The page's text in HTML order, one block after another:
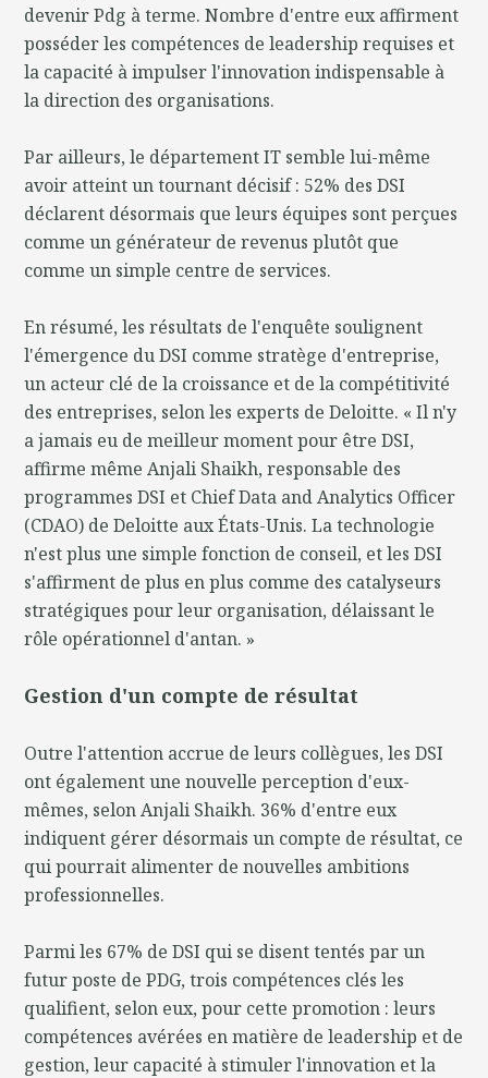
devenir Pdg à terme. Nombre d'entre eux affirment
posséder les compétences de leadership requises et
la capacité à impulser l'innovation indispensable à
la direction des organisations.
Par ailleurs, le département IT semble lui-même
avoir atteint un tournant décisif : 52% des DSI
déclarent désormais que leurs équipes sont perçues
comme un générateur de revenus plutôt que
comme un simple centre de services.
En résumé, les résultats de l'enquête soulignent
l'émergence du DSI comme stratège d'entreprise,
un acteur clé de la croissance et de la compétitivité
des entreprises, selon les experts de Deloitte. « Il n'y
a jamais eu de meilleur moment pour être DSI,
affirme même Anjali Shaikh, responsable des
programmes DSI et Chief Data and Analytics Officer
(CDAO) de Deloitte aux États-Unis. La technologie
n'est plus une simple fonction de conseil, et les DSI
s'affirment de plus en plus comme des catalyseurs
stratégiques pour leur organisation, délaissant le
rôle opérationnel d'antan. »
Gestion d'un compte de résultat
Outre l'attention accrue de leurs collègues, les DSI
ont également une nouvelle perception d'eux-
mêmes, selon Anjali Shaikh. 36% d'entre eux
indiquent gérer désormais un compte de résultat, ce
qui pourrait alimenter de nouvelles ambitions
professionnelles.
Parmi les 67% de DSI qui se disent tentés par un
futur poste de PDG, trois compétences clés les
qualifient, selon eux, pour cette promotion : leurs
compétences avérées en matière de leadership et de
gestion, leur capacité à stimuler l'innovation et la